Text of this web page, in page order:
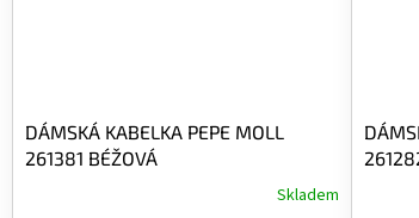
DÁMSKÁ KABELKA PEPE MOLL
261381 BÉŽOVÁ
Skladem